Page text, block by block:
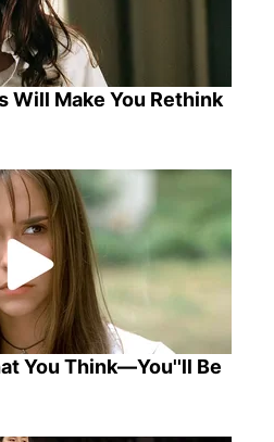
Will Make You Rethink
You Think—You''ll Be